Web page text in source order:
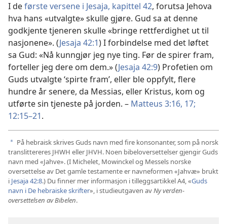
I deførste versene i Jesaja, kapittel 42, forutsa Jehova
hva hans «utvalgte» skulle gjøre. Gud sa at denne
godkjente tjeneren skulle «bringe rettferdighet ut til
nasjonene». (Jesaja 42:1) I forbindelse med det løftet
sa Gud: «Nå kunngjør jeg nye ting. Før de spirer fram,
forteller jeg dere om dem.» (Jesaja 42:9) Profetien om
Guds utvalgte ‘spirte fram’, eller ble oppfylt, flere
hundre år senere, da Messias, eller Kristus, kom og
utførte sin tjeneste på jorden. – Matteus 3:16, 17;
12:15–21.
a På hebraisk skrives Guds navn med fire konsonanter, som på norsk
translittereres JHWH eller JHVH. Noen bibeloversettelser gjengir Guds
navn med «Jahve». (I Michelet, Mowinckel og Messels norske
oversettelse av Det gamle testamente er navneformen «Jahvæ» brukt
i Jesaja 42:8.) Du finner mer informasjon i tilleggsartikkel A4, «Guds
navn i De hebraiske skrifter», i studieutgaven avNy verden-
oversettelsen av Bibelen.